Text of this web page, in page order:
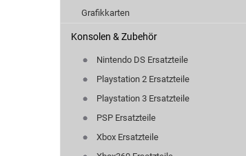
Grafikkarten
Konsolen & Zubehör
Nintendo DS Ersatzteile
Playstation 2 Ersatzteile
Playstation 3 Ersatzteile
PSP Ersatzteile
Xbox Ersatzteile